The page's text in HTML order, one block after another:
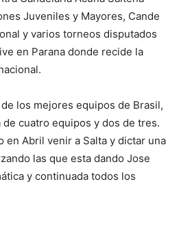
Juveniles y Mayores, Cande
y varios torneos disputados
en Parana donde recide la
los mejores equipos de Brasil,
cuatro equipos y dos de tres.
en Abril venir a Salta y dictar una
las que esta dando Jose
y continuada todos los